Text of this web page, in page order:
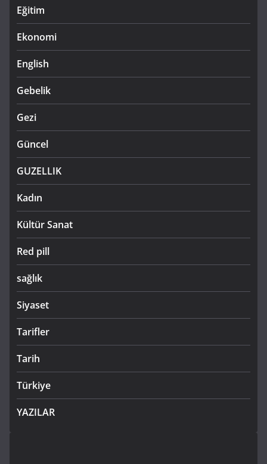
Eğitim
Ekonomi
English
Gebelik
Gezi
Güncel
GUZELLIK
Kadın
Kültür Sanat
Red pill
sağlık
Siyaset
Tarifler
Tarih
Türkiye
YAZILAR